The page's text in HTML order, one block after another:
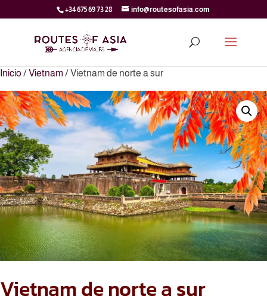
+34 675 69 73 28 info@routesofasia.com
Inicio /Vietnam / Vietnam de norte a sur
Vietnam de norte a sur